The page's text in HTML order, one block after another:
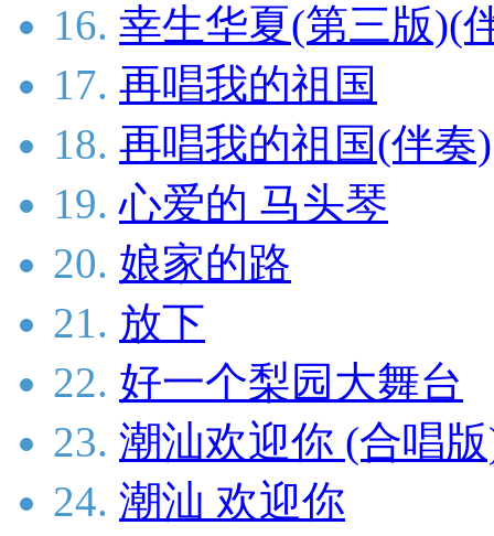
16. 幸生华夏(第三版)(
17. 再唱我的祖国
18. 再唱我的祖国(伴奏)
19. 心爱的 马头琴
20. 娘家的路
21. 放下
22. 好一个梨园大舞台
23. 潮汕欢迎你 (合唱
24. 潮汕 欢迎你